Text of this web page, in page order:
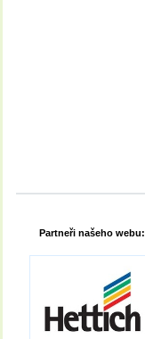
Partneři našeho webu: